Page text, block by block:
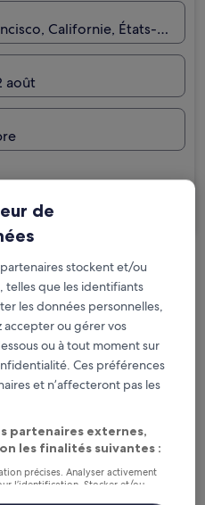
Californie, États-Unis
août
gratuite en cas de
pour chaque
aux Prix membres
ces dates
de
partenaires stockent et/ou
telles que les identifiants
les données personnelles,
accepter ou gérer vos
ou à tout moment sur
Ces préférences
et n’affecteront pas les
partenaires externes,
les finalités suivantes :
précises. Analyser activement
l’identification. Stocker et/ou